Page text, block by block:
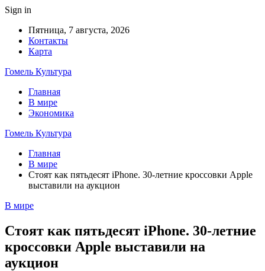
Sign in
Пятница, 7 августа, 2026
Контакты
Карта
Гомель Культура
Главная
В мире
Экономика
Гомель Культура
Главная
В мире
Стоят как пятьдесят iPhone. 30-летние кроссовки Apple
выставили на аукцион
В мире
Стоят как пятьдесят iPhone. 30-летние
кроссовки Apple выставили на
аукцион